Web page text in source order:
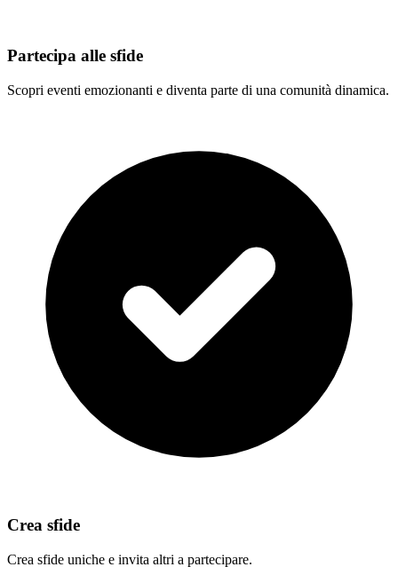
Partecipa alle sfide
Scopri eventi emozionanti e diventa parte di una comunità dinamica.
Crea sfide
Crea sfide uniche e invita altri a partecipare.